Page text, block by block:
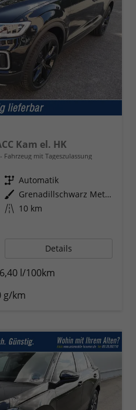
Kam el. HK
Fahrzeug mit Tageszulassung
Getriebe Automatik
Außenfarbe
Grenadillschwarz Metallic
Kilometerstand 10 km
Details
6,40 l/100km
g/km